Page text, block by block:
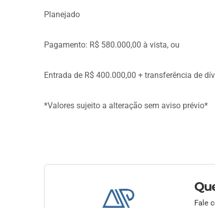
Planejado
Pagamento: R$ 580.000,00 à vista, ou
Entrada de R$ 400.000,00 + transferência de
*Valores sujeito a alteração sem aviso prévio*
Fale